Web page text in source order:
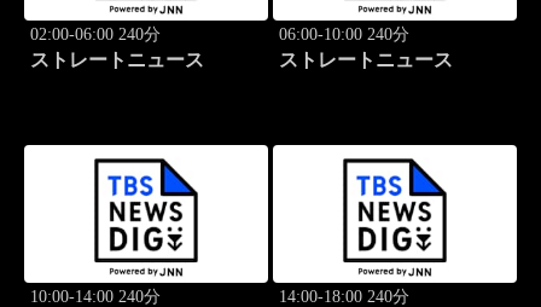
02:00-06:00 240分
ストレートニュース
06:00-10:00 240分
ストレートニュース
10:00-14:00 240分 14:00-18:00 240分